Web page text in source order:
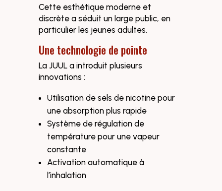
Cette esthétique moderne et
discrète a séduit un large public, en
particulier les jeunes adultes.
Une technologie de pointe
La JUUL a introduit plusieurs
innovations :
Utilisation de sels de nicotine pour
une absorption plus rapide
Système de régulation de
température pour une vapeur
constante
Activation automatique à
l’inhalation